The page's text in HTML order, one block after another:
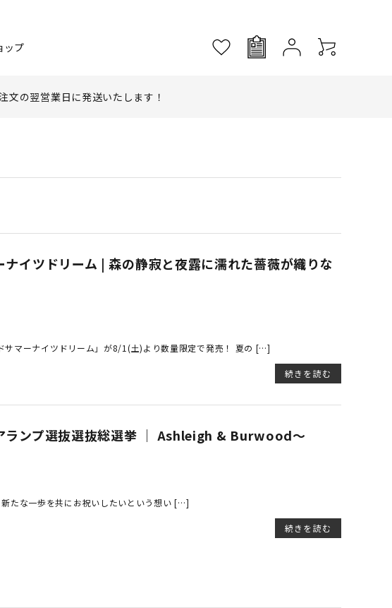
ップ
文の翌営業日に発送いたします！
ナイツドリーム | 森の静寂と夜露に濡れた薔薇が織りな
サマーナイツドリーム」が8/1(土)より数量限定で発売！ 夏の […]
続きを読む
ランプ選抜選抜総選挙 ｜ Ashleigh & Burwood～
たな一歩を共にお祝いしたいという想い […]
続きを読む